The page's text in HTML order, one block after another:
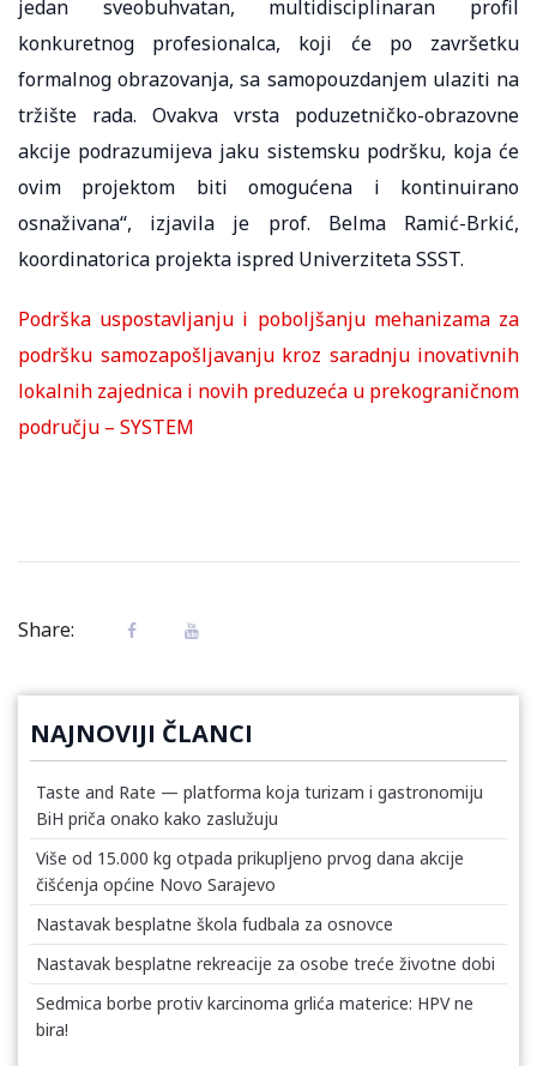
jedan sveobuhvatan, multidisciplinaran profil
konkuretnog profesionalca, koji će po završetku
formalnog obrazovanja, sa samopouzdanjem ulaziti na
tržište rada. Ovakva vrsta poduzetničko-obrazovne
akcije podrazumijeva jaku sistemsku podršku, koja će
ovim projektom biti omogućena i kontinuirano
osnaživana“, izjavila je prof. Belma Ramić-Brkić,
koordinatorica projekta ispred Univerziteta SSST.
Podrška uspostavljanju i poboljšanju mehanizama za
podršku samozapošljavanju kroz saradnju inovativnih
lokalnih zajednica i novih preduzeća u prekograničnom
području – SYSTEM
Share:
NAJNOVIJI ČLANCI
Taste and Rate — platforma koja turizam i gastronomiju
BiH priča onako kako zaslužuju
Više od 15.000 kg otpada prikupljeno prvog dana akcije
čišćenja općine Novo Sarajevo
Nastavak besplatne škola fudbala za osnovce
Nastavak besplatne rekreacije za osobe treće životne dobi
Sedmica borbe protiv karcinoma grlića materice: HPV ne
bira!